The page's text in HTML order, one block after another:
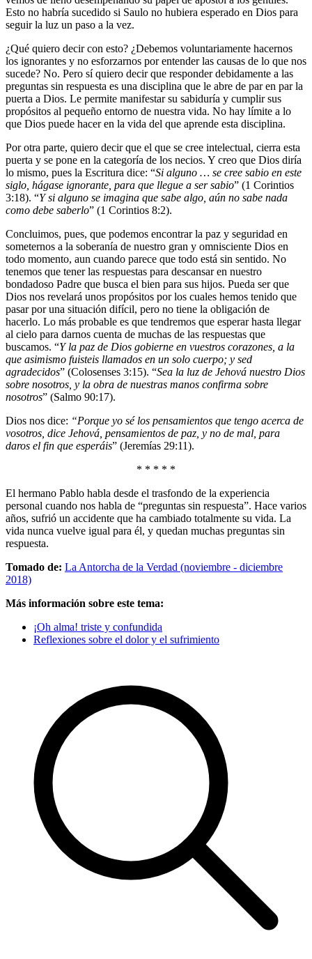
Esto no habría sucedido si Saulo no hubiera esperado en Dios para
seguir la luz un paso a la vez.
¿Qué quiero decir con esto? ¿Debemos voluntariamente hacernos
los ignorantes y no esforzarnos por entender las causas de lo que nos
sucede? No. Pero sí quiero decir que responder debidamente a las
preguntas sin respuesta es una disciplina que le abre de par en par la
puerta a Dios. Le permite manifestar su sabiduría y cumplir sus
propósitos al pequeño entorno de nuestra vida. No hay límite a lo
que Dios puede hacer en la vida del que aprende esta disciplina.
Por otra parte, quiero decir que el que se cree intelectual, cierra esta
puerta y se pone en la categoría de los necios. Y creo que Dios diría
lo mismo, pues la Escritura dice: “Si alguno … se cree sabio en este
siglo, hágase ignorante, para que llegue a ser sabio” (1 Corintios
3:18). “Y si alguno se imagina que sabe algo, aún no sabe nada
como debe saberlo” (1 Corintios 8:2).
Concluimos, pues, que podemos encontrar la paz y seguridad en
someternos a la soberanía de nuestro gran y omnisciente Dios en
todo momento, aun cuando parece que todo está sin sentido. No
tenemos que tener las respuestas para descansar en nuestro
bondadoso Padre que busca el bien para sus hijos. Pueda ser que
Dios nos revelará unos propósitos por los cuales hemos tenido que
pasar por una situación difícil, pero no tiene la obligación de
hacerlo. Lo más probable es que tendremos que esperar hasta llegar
al cielo para darnos cuenta de muchas de las respuestas que
buscamos. “Y la paz de Dios gobierne en vuestros corazones, a la
que asimismo fuisteis llamados en un solo cuerpo; y sed
agradecidos” (Colosenses 3:15). “Sea la luz de Jehová nuestro Dios
sobre nosotros, y la obra de nuestras manos confirma sobre
nosotros” (Salmo 90:17).
Dios nos dice: “Porque yo sé los pensamientos que tengo acerca de
vosotros, dice Jehová, pensamientos de paz, y no de mal, para
daros el fin que esperáis” (Jeremías 29:11).
* * * * *
El hermano Pablo habla desde el trasfondo de la experiencia
personal cuando nos habla de “preguntas sin respuesta”. Hace varios
años, sufrió un accidente que ha cambiado totalmente su vida. La
vida nunca vuelve igual para él, y quedan muchas preguntas sin
respuesta.
Tomado de: La Antorcha de la Verdad (noviembre - diciembre
2018)
Más información sobre este tema:
¡Oh alma! triste y confundida
Reflexiones sobre el dolor y el sufrimiento